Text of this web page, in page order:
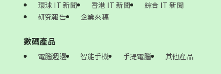
環球 IT 新聞 香港 IT 新聞
綜合 IT 新聞
研究報告
企業來稿
數碼產品
電腦週邊 智能手機 手提電腦 其他產品